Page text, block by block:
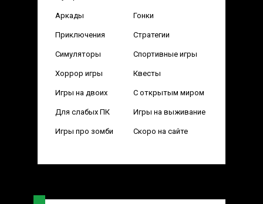
Аркады Гонки
Приключения Стратегии
Симуляторы Спортивные игры
Хоррор игры Квесты
Игры на двоих С открытым миром
Для слабых ПК Игры на выживание
Игры про зомби Скоро на сайте